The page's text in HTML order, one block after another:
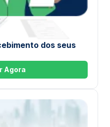
dos seus
Agora